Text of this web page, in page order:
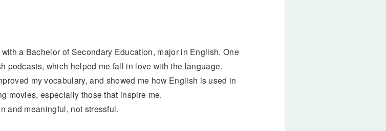
a Bachelor of Secondary Education, major in English. One
podcasts, which helped me fall in love with the language.
my vocabulary, and showed me how English is used in
movies, especially those that inspire me.
and meaningful, not stressful.